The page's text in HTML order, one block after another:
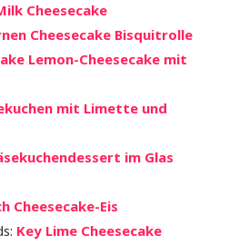
Cheesecake
Cheesecake Bisquitrolle
Lemon-Cheesecake mit
mit Limette und
im Glas
Cheesecake-Eis
Key Lime Cheesecake